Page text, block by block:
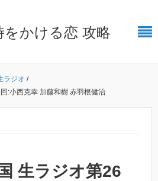
かける恋 攻略
ラジオ /
:小西克幸 加藤和樹 赤羽根健治
生ラジオ第26